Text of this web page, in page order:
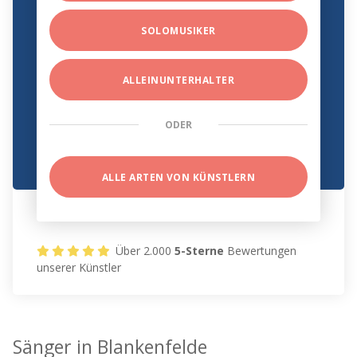
SOLOMUSIKER
ALLEINUNTERHALTER
ODER
ALLE ARTEN VON KÜNSTLERN
Über 2.0005-Sterne Bewertungen
unserer Künstler
Sänger in Blankenfelde